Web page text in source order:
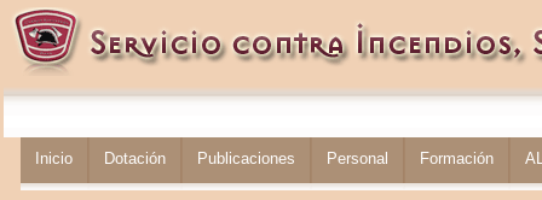
Inicio Dotación Publicaciones Personal Formación